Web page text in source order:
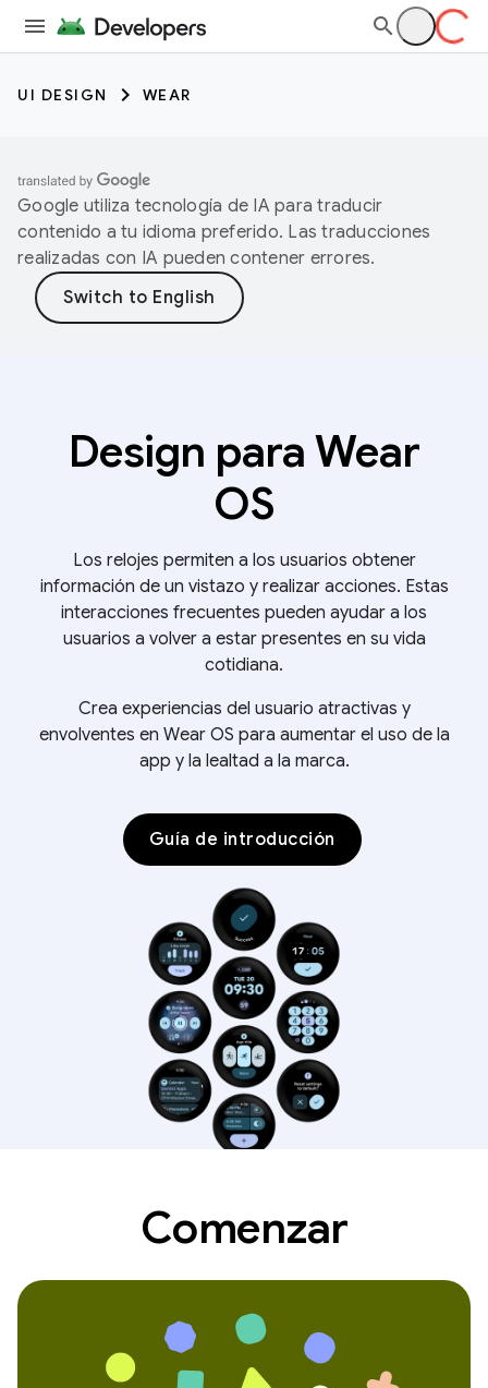
UI DESIGN WEAR
Google utiliza tecnología de IA para traducir
contenido a tu idioma preferido. Las traducciones
realizadas con IA pueden contener errores.
Design para Wear
OS
Los relojes permiten a los usuarios obtener
información de un vistazo y realizar acciones. Estas
interacciones frecuentes pueden ayudar a los
usuarios a volver a estar presentes en su vida
cotidiana.
Crea experiencias del usuario atractivas y
envolventes en Wear OS para aumentar el uso de la
app y la lealtad a la marca.
Guía de introducción
Comenzar